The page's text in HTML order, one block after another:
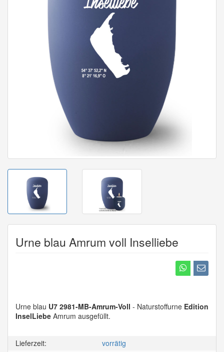
Urne blau Amrum voll Inselliebe
Urne blau U7 2981-MB-Amrum-Voll - Naturstoffurne Edition
InselLiebe Amrum ausgefüllt.
Lieferzeit:
vorrätig